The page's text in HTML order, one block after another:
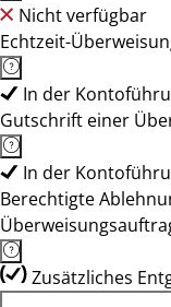
Nicht verfügbar
Echtzeit-
In der
Gutschrift einer
In der
Berechtigte
Zusätzliches